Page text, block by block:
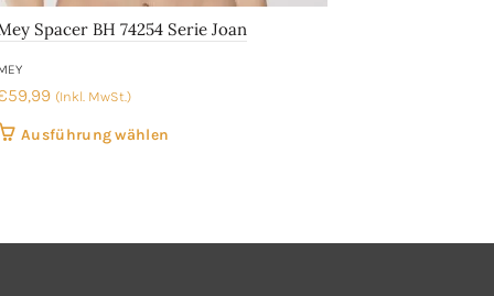
Spacer BH 74254 Serie Joan
59,99 (Inkl. MwSt.)
Ausführung wählen
Varianten